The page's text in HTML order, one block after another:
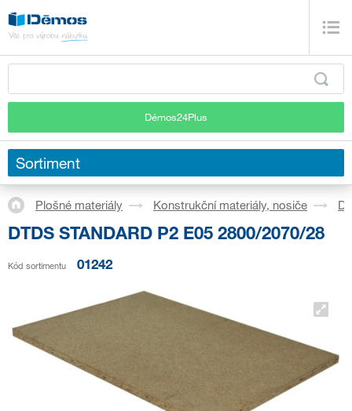
Démos24Plus
Sortiment
Plošné materiály Konstrukční materiály, nosiče
DTDS STANDARD P2 E05 2800/2070/28
Kód sortimentu 01242